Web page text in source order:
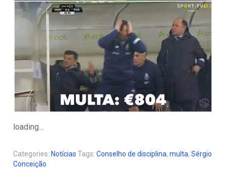
loading...
Categories: Notícias Tags:Conselho de disciplina,multa,Sérgio
Conceição